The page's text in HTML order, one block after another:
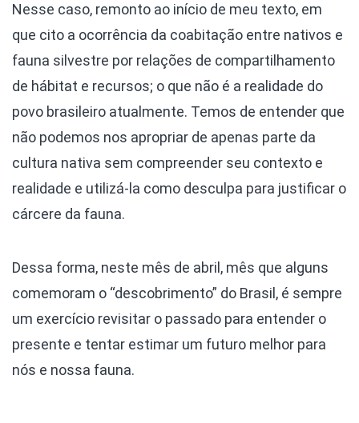
Nesse caso, remonto ao início de meu texto, em
que cito a ocorrência da coabitação entre nativos e
fauna silvestre por relações de compartilhamento
de hábitat e recursos; o que não é a realidade do
povo brasileiro atualmente. Temos de entender que
não podemos nos apropriar de apenas parte da
cultura nativa sem compreender seu contexto e
realidade e utilizá-la como desculpa para justificar o
cárcere da fauna.
Dessa forma, neste mês de abril, mês que alguns
comemoram o “descobrimento” do Brasil, é sempre
um exercício revisitar o passado para entender o
presente e tentar estimar um futuro melhor para
nós e nossa fauna.